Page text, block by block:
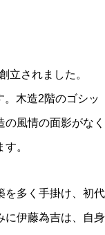
立されました。
木造2階のゴシッ
風情の面影がなく
。
を多く手掛け、初代
に伊藤為吉は、自身